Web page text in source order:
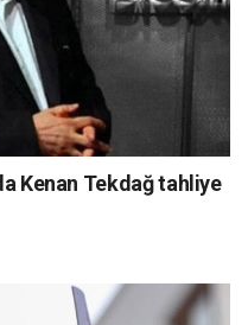
Kenan Tekdağ tahliye